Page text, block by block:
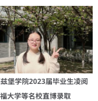
堡学院2023届毕业生凌阅
大学等名校直博录取